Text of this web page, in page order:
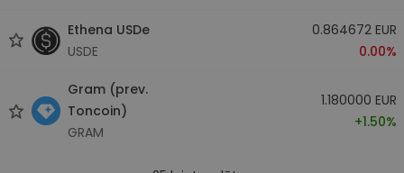
Ethena USDe
USDE
0.864672 EUR
0.00%
Gram (prev.
Toncoin)
GRAM
1.180000 EUR
+1.50%